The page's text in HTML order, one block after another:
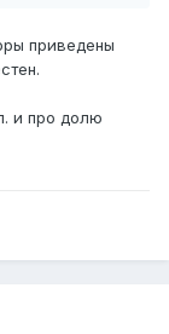
приведены
и про долю